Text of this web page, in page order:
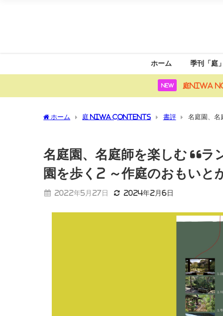
ホーム 季刊「庭
NEW 庭NIWA
ホーム 庭 NIWA CONTENTS 書評
名庭園、名
名庭園、名庭師を楽しむ “ラ
園を歩く2 ～作庭のおもいと
2022年5月27日 2024年2月6日